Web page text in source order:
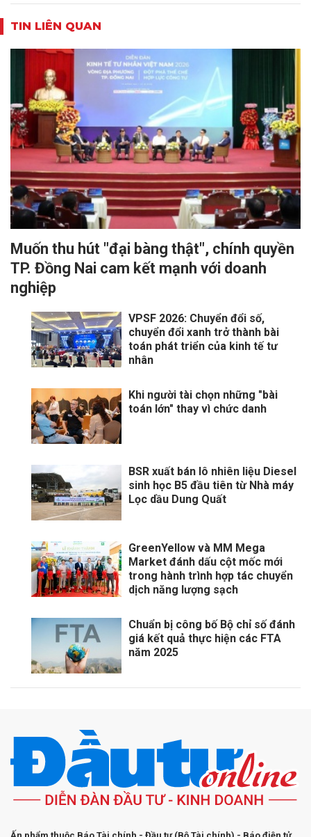
TIN LIÊN QUAN
Muốn thu hút "đại bàng thật", chính quyền
TP. Đồng Nai cam kết mạnh với doanh
nghiệp
VPSF 2026: Chuyển đổi số,
chuyển đổi xanh trở thành bài
toán phát triển của kinh tế tư
nhân
Khi người tài chọn những "bài
toán lớn" thay vì chức danh
BSR xuất bán lô nhiên liệu Diesel
sinh học B5 đầu tiên từ Nhà máy
Lọc dầu Dung Quất
GreenYellow và MM Mega
Market đánh dấu cột mốc mới
trong hành trình hợp tác chuyển
dịch năng lượng sạch
Chuẩn bị công bố Bộ chỉ số đánh
giá kết quả thực hiện các FTA
năm 2025